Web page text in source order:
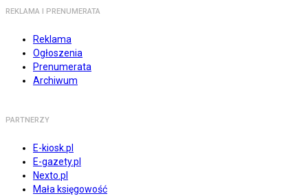
REKLAMA I PRENUMERATA
Reklama
Ogłoszenia
Prenumerata
Archiwum
PARTNERZY
E-kiosk.pl
E-gazety.pl
Nexto.pl
Mała księgowość